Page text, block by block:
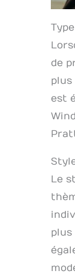
de
plus
est
Le